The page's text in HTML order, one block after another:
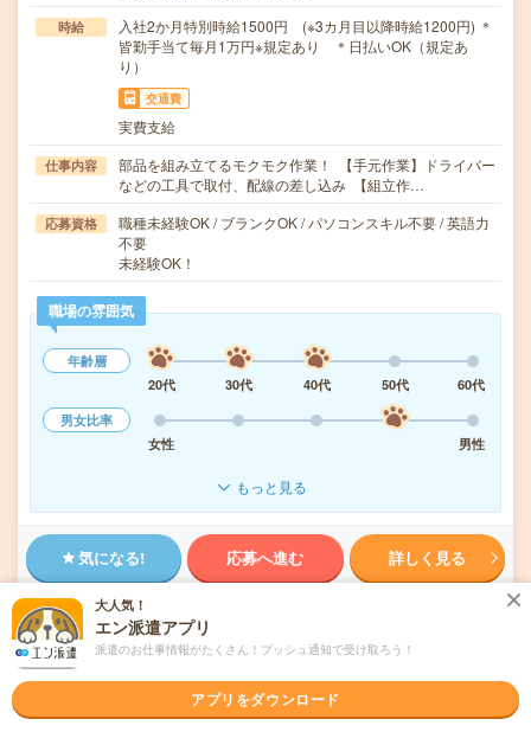
時給
入社2か月特別時給1500円 (※3カ月目以降時給1200円) ＊
皆勤手当て毎月1万円※規定あり ＊日払いOK（規定あ
り）
交通費
実費支給
仕事内容
部品を組み立てるモクモク作業！ 【手元作業】ドライバー
などの工具で取付、配線の差し込み 【組立作…
応募資格
職種未経験OK / ブランクOK / パソコンスキル不要 / 英語力
不要
未経験OK！
職場の雰囲気
年齢層
20代
30代 40代 50代
60代
男女比率
女性
男性
もっと見る
気になる! 応募へ進む 詳しく見る
8月6日(木)
事務局注目のお仕事★トピックス
大人気！
エン派遣アプリ
派遣のお仕事情報がたくさん！プッシュ通知で受け取ろう！
アプリをダウンロード